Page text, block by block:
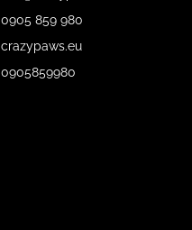
0905 859 980
crazypaws.eu
0905859980